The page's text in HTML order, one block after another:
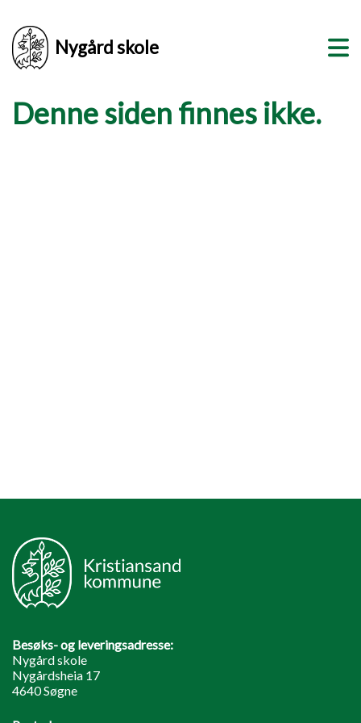
Nygård skole
Denne siden finnes ikke.
Besøks- og leveringsadresse:
Nygård skole
Nygårdsheia 17
4640 Søgne